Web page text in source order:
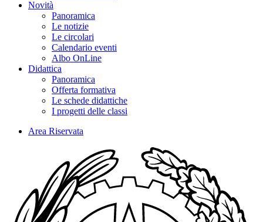
Novità
Panoramica
Le notizie
Le circolari
Calendario eventi
Albo OnLine
Didattica
Panoramica
Offerta formativa
Le schede didattiche
I progetti delle classi
Area Riservata